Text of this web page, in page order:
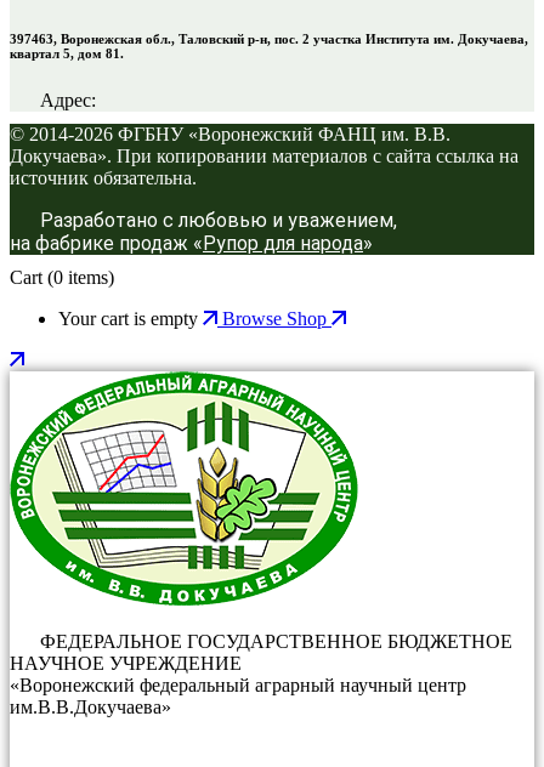
397463, Воронежская обл., Таловский р-н, пос. 2 участка Института им. Докучаева,
квартал 5, дом 81.
Адрес:
© 2014-2026 ФГБНУ «Воронежский ФАНЦ им. В.В.
Докучаева». При копировании материалов с сайта ссылка на
источник обязательна.
Разработано с любовью и уважением,
на фабрике продаж « Рупор для народа»
Cart(0 items)
Your cart is empty
Browse Shop
ФЕДЕРАЛЬНОЕ ГОСУДАРСТВЕННОЕ БЮДЖЕТНОЕ
НАУЧНОЕ УЧРЕЖДЕНИЕ
«Воронежский федеральный аграрный научный центр
им.В.В.Докучаева»